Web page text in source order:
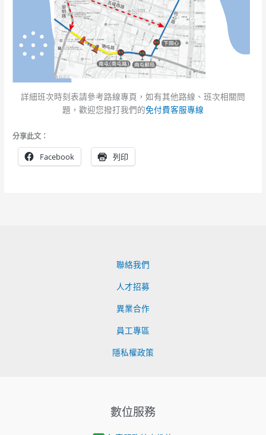
詳細班次時刻表請參考路線專頁，如有其他路線、班次相關問
題，歡迎您撥打我們的免付費客服專線
分享此文：
Facebook 列印
聯絡我們
人才招募
異業合作
員工專區
隱私權政策
數位服務